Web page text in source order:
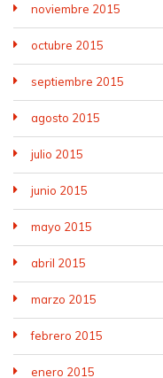
noviembre 2015
octubre 2015
septiembre 2015
agosto 2015
julio 2015
junio 2015
mayo 2015
abril 2015
marzo 2015
febrero 2015
enero 2015